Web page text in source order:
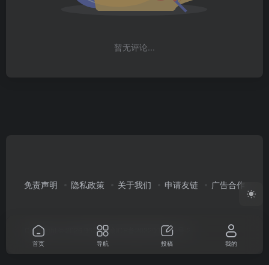
暂无评论...
免责声明 隐私政策 关于我们 申请友链 广告合作
Copyright © 2026 96导航 渝ICP备2022003351号-2
首页 导航 投稿 我的